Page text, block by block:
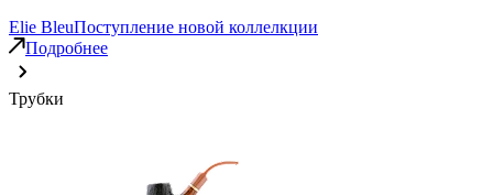
Elie BleuПоступление новой коллелкции
Подробнее
Трубки